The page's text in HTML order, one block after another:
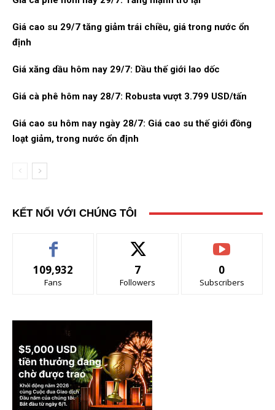
Giá cao su 29/7 tăng giảm trái chiều, giá trong nước ổn
định
Giá xăng dầu hôm nay 29/7: Dầu thế giới lao dốc
Giá cà phê hôm nay 28/7: Robusta vượt 3.799 USD/tấn
Giá cao su hôm nay ngày 28/7: Giá cao su thế giới đồng
loạt giảm, trong nước ổn định
KẾT NỐI VỚI CHÚNG TÔI
109,932
Fans
7
Followers
0
Subscribers